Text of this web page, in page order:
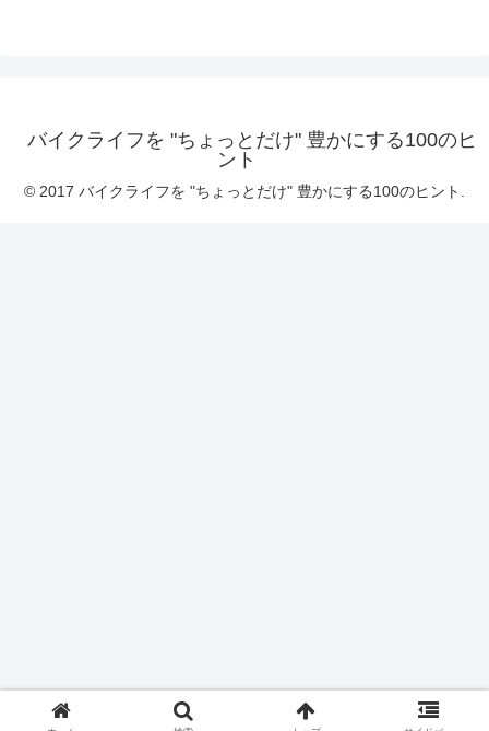
バイクライフを "ちょっとだけ" 豊かにする100のヒ
ント
© 2017 バイクライフを "ちょっとだけ" 豊かにする100のヒント.